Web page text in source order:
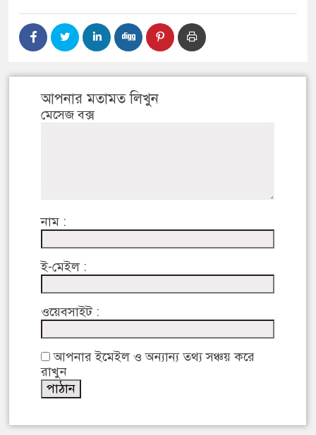
আপনার মতামত লিখুন
মেসেজ বক্স
নাম :
ই-মেইল :
ওয়েবসাইট :
আপনার ইমেইল ও অন্যান্য তথ্য সঞ্চয় করে
রাখুন